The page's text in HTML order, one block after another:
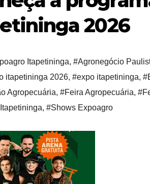
2026
Itapetininga, #Agronegócio
itapetininga 2026, #expo itapetininga,
Agropecuária, #Feira Agropecuária,
, #Shows Expoagro